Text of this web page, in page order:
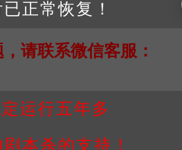
速下载神器→
请勿用于商业用途!任何人访问、浏
用的法律法规。
请发邮件通知并提供相关证实资料
正常恢复！
请联系微信客服：
运行五年多
本杀的支持！